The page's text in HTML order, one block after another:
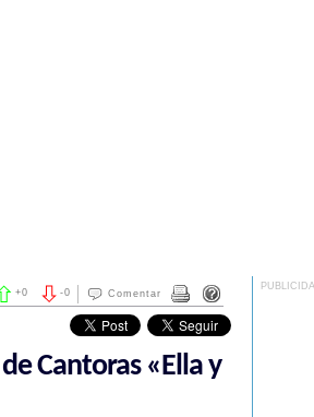
Comentar
-0
+0
Cantoras «Ella y